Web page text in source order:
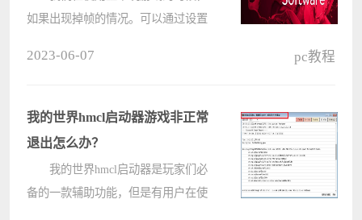
如果出现掉帧的情况。可以通过设置
数？其实方法很简单，不清楚应该如
何操作????
2023-06-07 pc教程
我的世界hmcl启动器游戏非正常
退出怎么办？
我的世界hmcl启动器是玩家们必
备的一款辅助功能，但是有用户在使